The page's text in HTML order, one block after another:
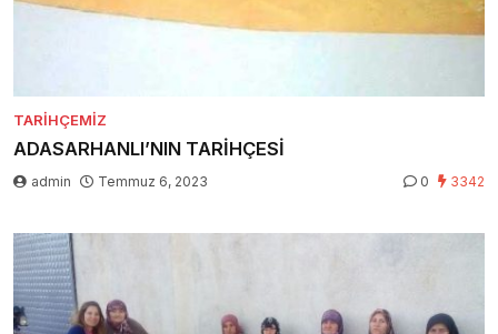
TARIHÇEMIZ
ADASARHANLI’NIN TARİHÇESİ
admin Temmuz 6, 2023 0 3342